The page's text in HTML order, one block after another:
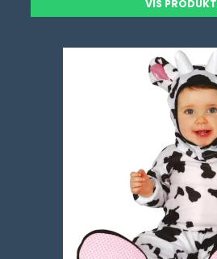
VIS PRODUKT